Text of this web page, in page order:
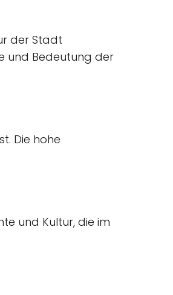
der Stadt
und Bedeutung der
Die hohe
und Kultur, die im